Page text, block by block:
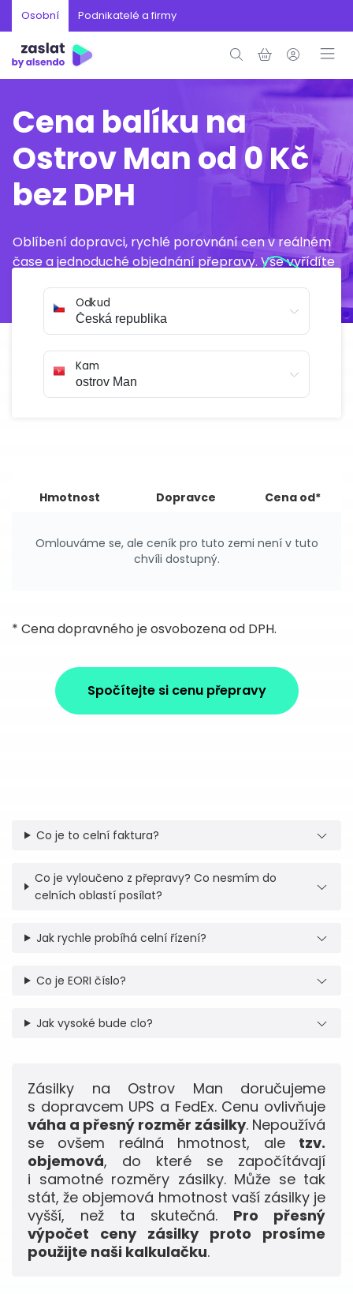
Osobní Podnikatelé a firmy
Cena balíku na
Ostrov Man od 0 Kč
bez DPH
Oblíbení dopravci, rychlé porovnání cen v reálném
čase a jednoduché objednání přepravy. Vše vyřídíte
Odkud
Kam
Hmotnost Dopravce Cena od*
Omlouváme se, ale ceník pro tuto zemi není v tuto
chvíli dostupný.
* Cena dopravného je osvobozena od DPH.
Spočítejte si cenu přepravy
Co je to celní faktura?
Co je vyloučeno z přepravy? Co nesmím do
celních oblastí posílat?
Jak rychle probíhá celní řízení?
Co je EORI číslo?
Jak vysoké bude clo?
Zásilky na Ostrov Man doručujeme
s dopravcem UPS a FedEx. Cenu ovlivňuje
váha a přesný rozměr zásilky. Nepoužívá
se ovšem reálná hmotnost, ale tzv.
objemová, do které se započítávají
i samotné rozměry zásilky. Může se tak
stát, že objemová hmotnost vaší zásilky je
vyšší, než ta skutečná. Pro přesný
výpočet ceny zásilky proto prosíme
použijte naši kalkulačku.